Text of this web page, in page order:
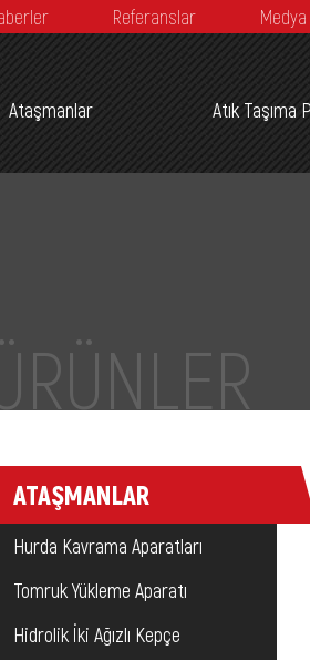
Referanslar Medya
Ataşmanlar Atık Taşıma
ATAŞMANLAR
Hurda Kavrama Aparatları
Tomruk Yükleme Aparatı
Hidrolik İki Ağızlı Kepçe